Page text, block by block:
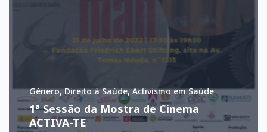
Género, Direito à Saúde, Activismo em Saúde
1ª Sessão da Mostra de Cinema
ACTIVA-TE